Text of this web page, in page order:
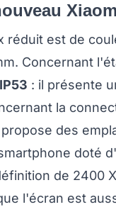
réduit est de
Concernant
: il présente
la
des
doté
de 2400
l'écran est